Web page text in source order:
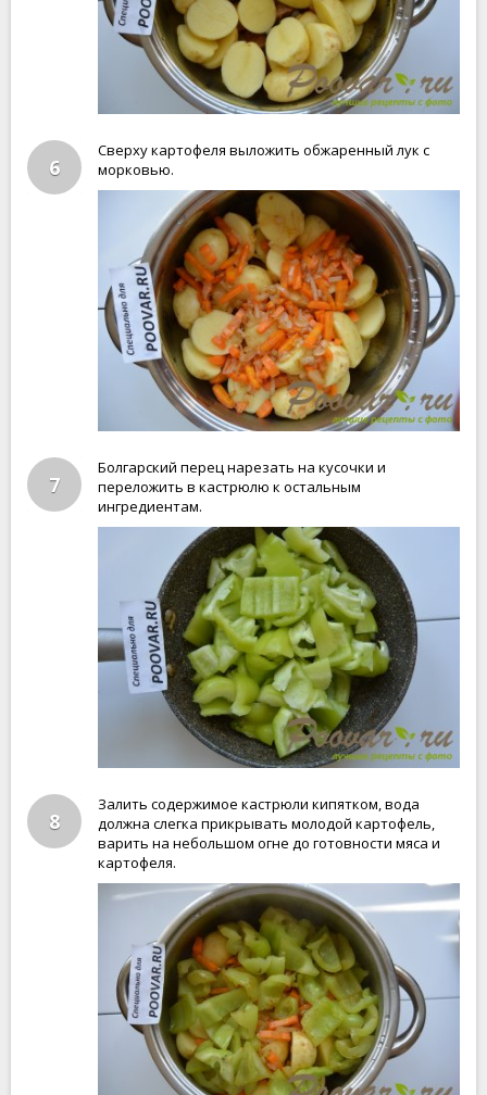
6
Сверху картофеля выложить обжаренный лук с
морковью.
7
Болгарский перец нарезать на кусочки и
переложить в кастрюлю к остальным
ингредиентам.
8
Залить содержимое кастрюли кипятком, вода
должна слегка прикрывать молодой картофель,
варить на небольшом огне до готовности мяса и
картофеля.